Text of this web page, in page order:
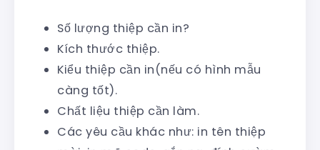
Số lượng thiệp cần in?
Kích thước thiệp.
Kiểu thiệp cần in(nếu có hình mẫu
càng tốt).
Chất liệu thiệp cần làm.
Các yêu cầu khác như: in tên thiệp